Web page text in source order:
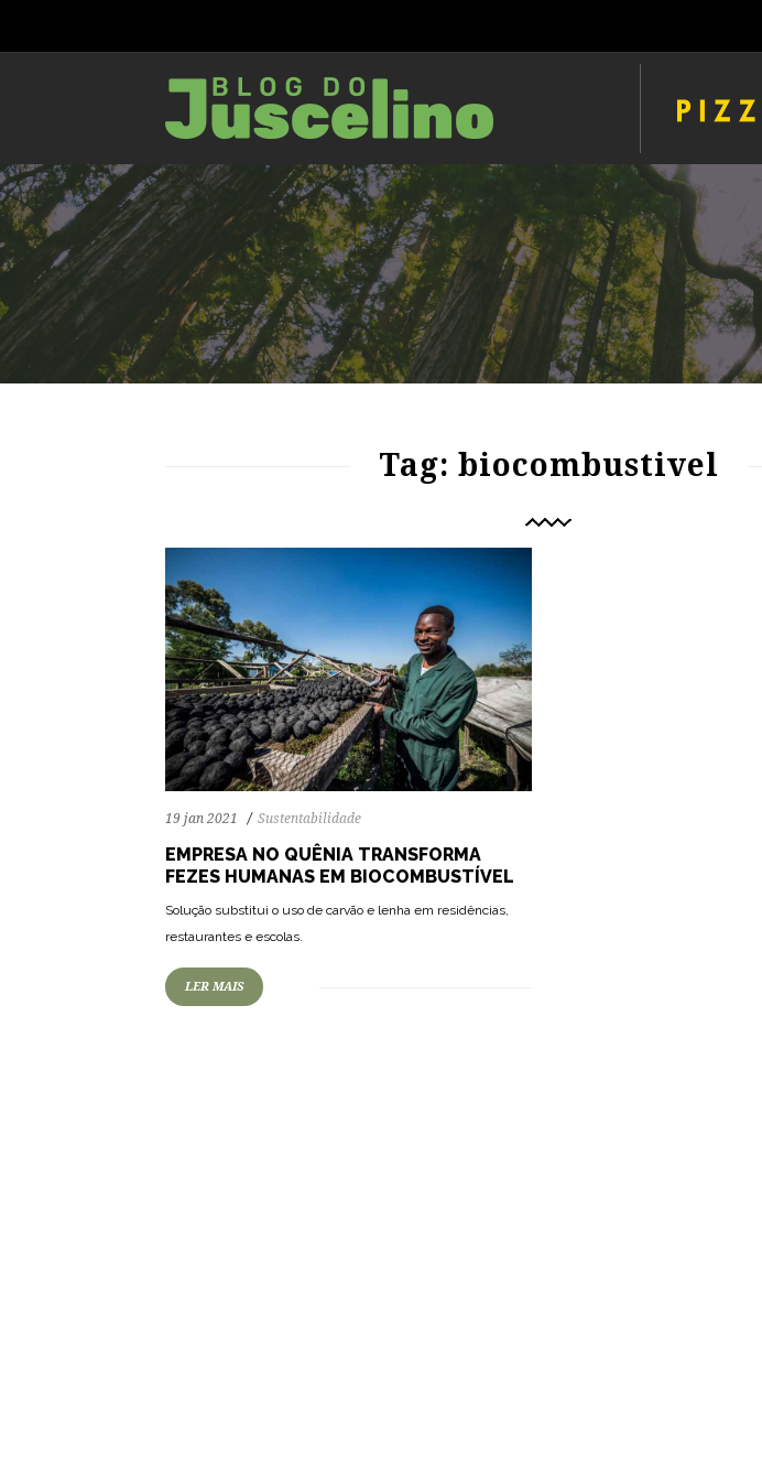
Tag: biocombustivel
19 jan 2021 Sustentabilidade
EMPRESA NO QUÊNIA TRANSFORMA
FEZES HUMANAS EM BIOCOMBUSTÍVEL
Solução substitui o uso de carvão e lenha em residências,
restaurantes e escolas.
LER MAIS